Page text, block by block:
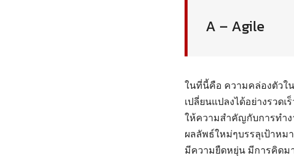
A – Agile
ในที่นี้คือ ความคล่องตัวใ
เปลี่ยนแปลงได้อย่างรวด
ให้ความสำคัญกับการทำง
ผลลัพธ์ใหม่ๆบรรลุเป้าหม
มีความยืดหยุ่น มีการคิดม